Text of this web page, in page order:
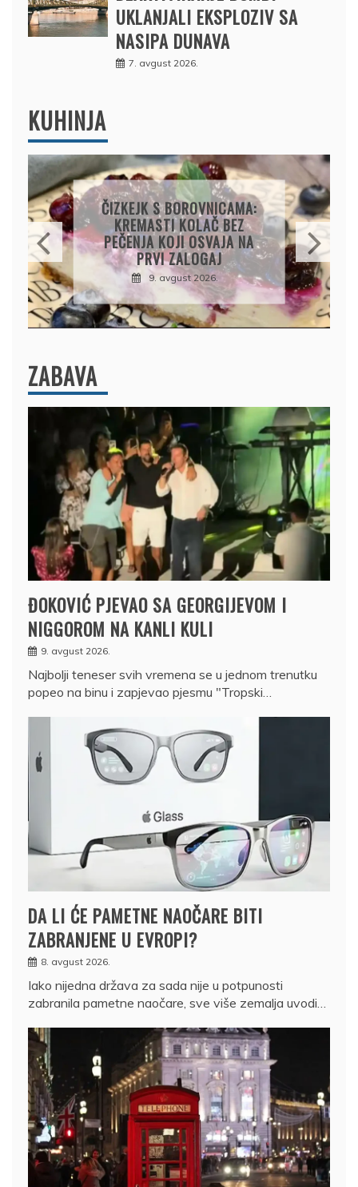
UKLANJALI EKSPLOZIV SA
NASIPA DUNAVA
7. avgust 2026.
KUHINJA
KOLAČ S LIMUNOM I
SIROM: RECEPT ZA
KREMASTU POSLASTICU
KOJA SE TOPI U USTIMA
9. avgust 2026.
ZABAVA
ĐOKOVIĆ PJEVAO SA GEORGIJEVOM I
NIGGOROM NA KANLI KULI
9. avgust 2026.
Najbolji teneser svih vremena se u jednom trenutku
popeo na binu i zapjevao pjesmu "Tropski…
DA LI ĆE PAMETNE NAOČARE BITI
ZABRANJENE U EVROPI?
8. avgust 2026.
Iako nijedna država za sada nije u potpunosti
zabranila pametne naočare, sve više zemalja uvodi…